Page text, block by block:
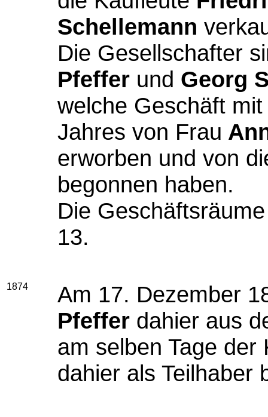
Schellemann
Die Gesellschafter
Pfeffer und Georg
welche Geschäft
Jahres von Frau
erworben und von
begonnen haben.
Die
13.
1874
Am 17. Dezember
Pfeffer dahier aus
am selben Tage
dahier als Teilhaber